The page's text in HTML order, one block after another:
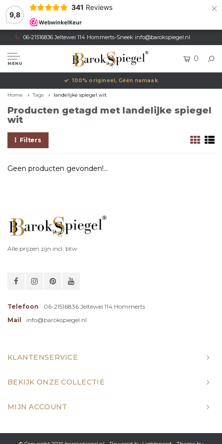
9,8
341 Reviews ×
06-21516836 Jeltewei 114 Hommerts-Sneek info@barokspiegel.nl
MENU
0
100% origineel, Géén namaak
Home Tags landelijke spiegel wit
Producten getagd met landelijke spiegel
wit
Filters
Geen producten gevonden!...
Alle prijzen zijn incl. btw
Telefoon
06-21516836 Jeltewei 114 Hommerts
Mail
info@barokspiegel.nl
KLANTENSERVICE
BEKIJK ONZE COLLECTIE
MIJN ACCOUNT